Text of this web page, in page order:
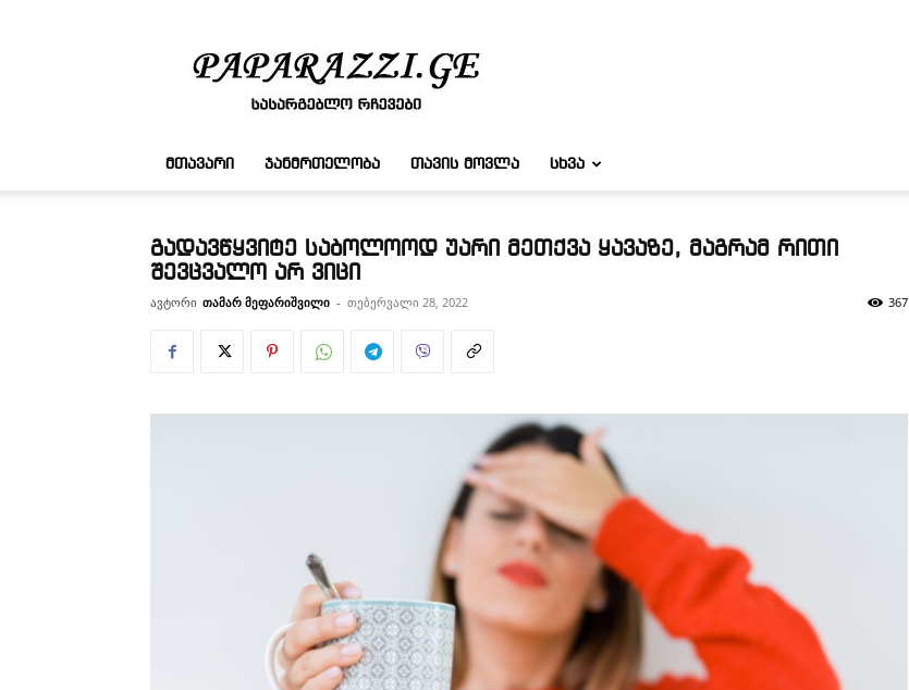
რჩევები
ᲛᲗᲐᲕᲐᲠᲘ ᲯᲐᲜᲛᲠᲗᲔᲚᲝᲑᲐ ᲗᲐᲕᲘᲡ ᲛᲝᲕᲚᲐ ᲡᲮᲕᲐ
გადავწყვიტე საბოლოოდ უარი მეთქვა ყავაზე, მაგრამ რითი
შევცვალო არ ვიცი
ავტორი თამარ მეფარიშვილი - თებერვალი 28, 2022 367